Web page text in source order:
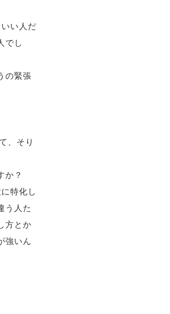
い人だ
でし
の緊張
、そり
か？
特化し
う人た
方とか
強いん